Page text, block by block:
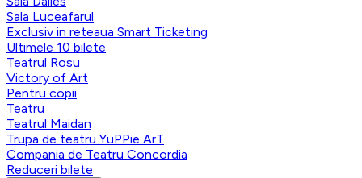
Sala Luceafarul
Exclusiv in reteaua Smart Ticketing
Ultimele 10 bilete
Teatrul Rosu
Victory of Art
Pentru copii
Teatru
Teatrul Maidan
Trupa de teatru YuPPie ArT
Compania de Teatru Concordia
Reduceri bilete